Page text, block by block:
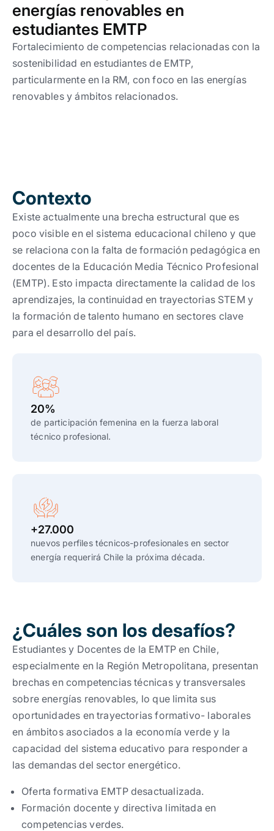
Trabaja con nosotros
Ver todo
Ver todas
Español |English
Ver todas
Español |English
progresivos de gestión
Ver todos
Español
Español
energías renovables en
estudiantes EMTP
Fortalecimiento de competencias relacionadas con la
sostenibilidad en estudiantes de EMTP,
particularmente en la RM, con foco en las energías
renovables y ámbitos relacionados.
Contexto
Existe actualmente una brecha estructural que es
poco visible en el sistema educacional chileno y que
se relaciona con la falta de formación pedagógica en
docentes de la Educación Media Técnico Profesional
(EMTP). Esto impacta directamente la calidad de los
aprendizajes, la continuidad en trayectorias STEM y
la formación de talento humano en sectores clave
para el desarrollo del país.
20%
de participación femenina en la fuerza laboral
técnico profesional.
+27.000
nuevos perfiles técnicos-profesionales en sector
energía requerirá Chile la próxima década.
¿Cuáles son los desafíos?
Estudiantes y Docentes de la EMTP en Chile,
especialmente en la Región Metropolitana, presentan
brechas en competencias técnicas y transversales
sobre energías renovables, lo que limita sus
oportunidades en trayectorias formativo- laborales
en ámbitos asociados a la economía verde y la
capacidad del sistema educativo para responder a
las demandas del sector energético.
Oferta formativa EMTP desactualizada.
Formación docente y directiva limitada en
competencias verdes.